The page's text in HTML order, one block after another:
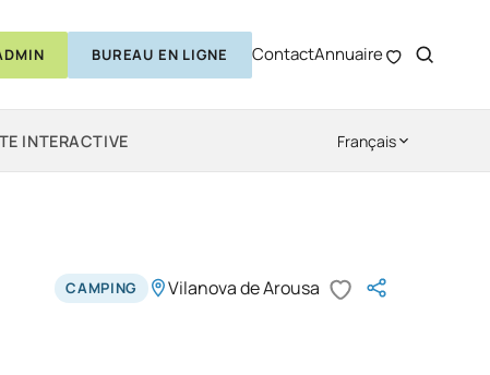
BUREAU EN LIGNE ContactAnnuaire
INTERACTIVE Français
CAMPING Vilanova de Arousa